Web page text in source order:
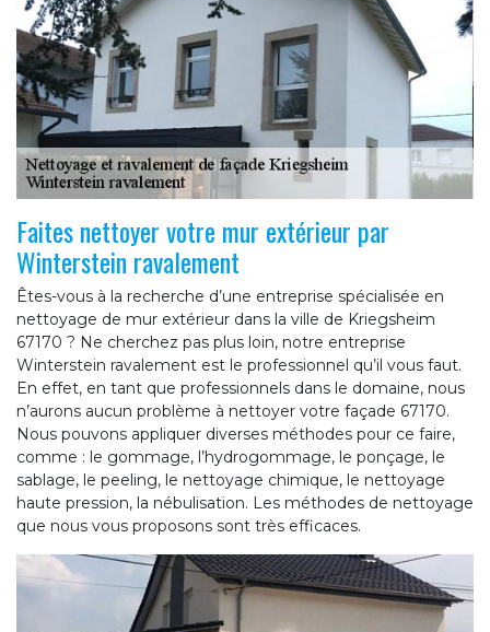
Faites nettoyer votre mur extérieur par
Winterstein ravalement
Êtes-vous à la recherche d’une entreprise spécialisée en
nettoyage de mur extérieur dans la ville de Kriegsheim
67170 ? Ne cherchez pas plus loin, notre entreprise
Winterstein ravalement est le professionnel qu’il vous faut.
En effet, en tant que professionnels dans le domaine, nous
n’aurons aucun problème à nettoyer votre façade 67170.
Nous pouvons appliquer diverses méthodes pour ce faire,
comme : le gommage, l’hydrogommage, le ponçage, le
sablage, le peeling, le nettoyage chimique, le nettoyage
haute pression, la nébulisation. Les méthodes de nettoyage
que nous vous proposons sont très efficaces.